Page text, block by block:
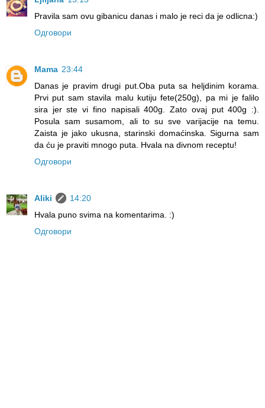
Pravila sam ovu gibanicu danas i malo je reci da je odlicna:)
Одговори
Mama 23:44
Danas je pravim drugi put.Oba puta sa heljdinim korama.
Prvi put sam stavila malu kutiju fete(250g), pa mi je falilo
sira jer ste vi fino napisali 400g. Zato ovaj put 400g :).
Posula sam susamom, ali to su sve varijacije na temu.
Zaista je jako ukusna, starinski domaćinska. Sigurna sam
da ću je praviti mnogo puta. Hvala na divnom receptu!
Одговори
Aliki
14:20
Hvala puno svima na komentarima. :)
Одговори